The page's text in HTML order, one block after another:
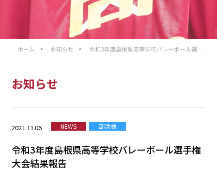
ホーム お知らせ
令和3年度島根県高等学校バレーボール選手
お知らせ
2021.11.06 NEWS 部活動
令和3年度島根県高等学校バレーボール選手権
大会結果報告